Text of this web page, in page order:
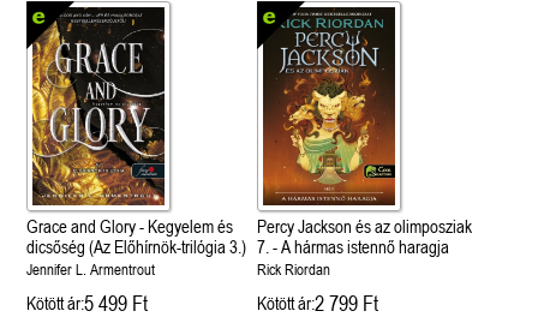
Grace and Glory - Kegyelem és
dicsőség (Az Előhírnök-trilógia 3.)
Jennifer L. Armentrout
Kötött ár:5 499 Ft
Percy Jackson és az olimposziak
7. - A hármas istennő haragja
Rick Riordan
Kötött ár:2 799 Ft